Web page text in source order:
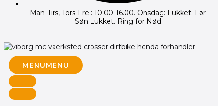
Man-Tirs, Tors-Fre : 10:00-16.00. Onsdag: Lukket. Lør-
Søn Lukket. Ring for Nød.
MENUMENU